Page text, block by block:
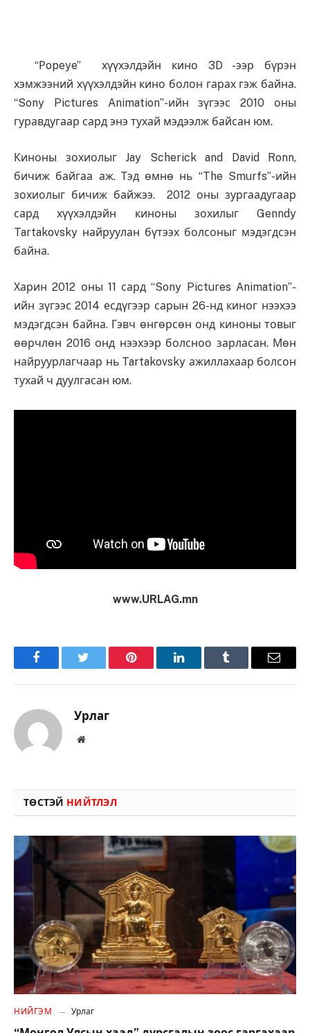
“Рopeye” хүүхэлдэйн кино 3D -ээр бүрэн
хэмжээний хүүхэлдэйн кино болон гарах гэж байна.
“Sony Pictures Animation”-ийн зүгээс 2010 оны
гуравдугаар сард энэ тухай мэдээлж байсан юм.
Киноны зохиолыг Jay Scherick and David Ronn,
бичиж байгаа аж. Тэд өмнө нь “The Smurfs”-ийн
зохиолыг бичиж байжээ. 2012 оны зургаадугаар
сард хүүхэлдэйн киноны зохилыг Genndy
Tartakovsky найруулан бүтээх болсоныг мэдэгдсэн
байна.
Харин 2012 оны 11 сард “Sony Pictures Animation”-
ийн зүгээс 2014 есдүгээр сарын 26-нд киног нээхээ
мэдэгдсэн байна. Гэвч өнгөрсөн онд киноны товыг
өөрчлөн 2016 онд нээхээр болсноо зарласан. Мөн
найруурлагчаар нь Tartakovsky ажиллахаар болсон
тухай ч дуулгасан юм.
www.URLAG.mn
FacebookTwitter Pinterest LinkedInTumblr Имэйл
Урлаг
Вэбсайт
ТӨСТЭЙ НИЙТЛЭЛ
НИЙГЭМ Урлаг